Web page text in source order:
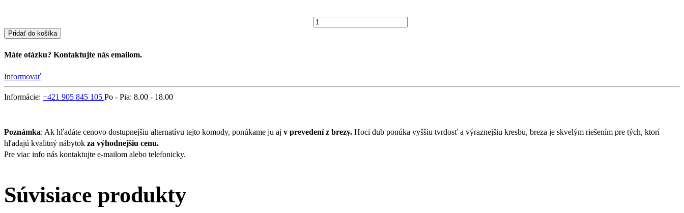
Pridať do košíka
Máte otázku? Kontaktujte nás emailom.
Informovať
Informácie: +421 905 845 105 Po - Pia: 8.00 - 18.00
Poznámka: Ak hľadáte cenovo dostupnejšiu alternatívu tejto komody, ponúkame ju aj v prevedení z brezy. Hoci dub ponúka vyššiu tvrdosť a výraznejšiu kresbu, breza je skvelým riešením pre tých, ktorí
hľadajú kvalitný nábytok za výhodnejšiu cenu.
Pre viac info nás kontaktujte e-mailom alebo telefonicky.
Súvisiace produkty